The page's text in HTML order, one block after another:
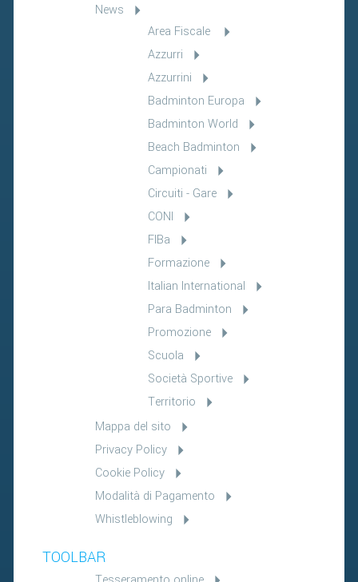
News
Area Fiscale
Azzurri
Azzurrini
Badminton Europa
Badminton World
Beach Badminton
Campionati
Circuiti - Gare
CONI
FIBa
Formazione
Italian International
Para Badminton
Promozione
Scuola
Società Sportive
Territorio
Mappa del sito
Privacy Policy
Cookie Policy
Modalità di Pagamento
Whistleblowing
TOOLBAR